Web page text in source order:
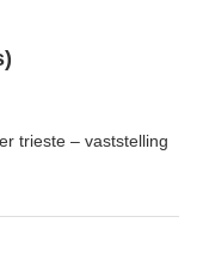
trieste – vaststelling